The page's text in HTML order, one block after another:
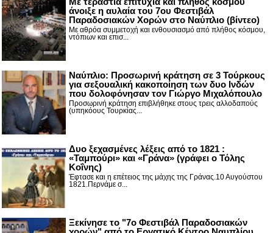
άνοιξε η αυλαία του 7ου Φεστιβάλ
Παραδοσιακών Χορών στο Ναύπλιο (βίντεο)
Με αθρόα συμμετοχή και ενθουσιασμό από πλήθος κόσμου,
ντόπιων και επισ...
Ναύπλιο: Προσωρινή κράτηση σε 3 Τούρκους
για σεξουαλική κακοποίηση των δυο Ινδών
που δολοφόνησαν τον Γιώργο Μιχαλόπουλο
Προσωρινή κράτηση επιβλήθηκε στους τρεις αλλοδαπούς
(υπηκόους Τουρκίας...
Δυο ξεχασμένες λέξεις από το 1821 :
«Ταμπούρι» και «Γράνα» (γράφει ο Τόλης
Κοΐνης)
Έφτασε και η επέτειος της μάχης της Γράνας.10 Αυγούστου
1821.Περνάμε σ...
Ξεκίνησε το "7ο Φεστιβάλ Παραδοσιακών